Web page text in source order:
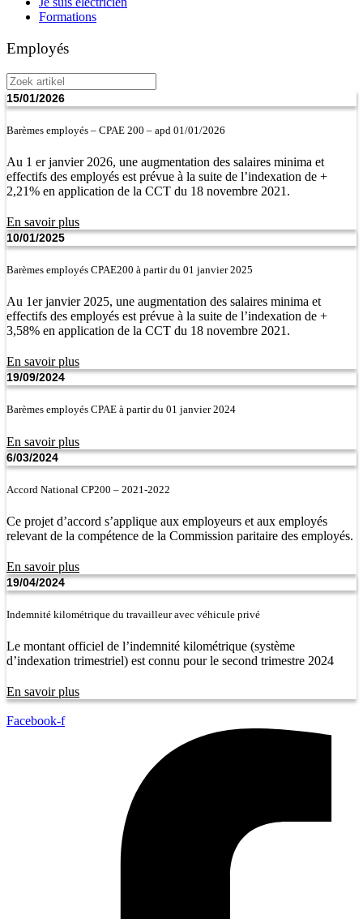
Formations
Employés
Zoek
artikel
15/01/2026
Barèmes employés – CPAE 200 – apd 01/01/2026
Au 1 er janvier 2026, une augmentation des salaires minima et
effectifs des employés est prévue à la suite de l’indexation de +
2,21% en application de la CCT du 18 novembre 2021.
En savoir plus
10/01/2025
Barèmes employés CPAE200 à partir du 01 janvier 2025
Au 1er janvier 2025, une augmentation des salaires minima et
effectifs des employés est prévue à la suite de l’indexation de +
3,58% en application de la CCT du 18 novembre 2021.
En savoir plus
19/09/2024
Barèmes employés CPAE à partir du 01 janvier 2024
En savoir plus
6/03/2024
Accord National CP200 – 2021-2022
Ce projet d’accord s’applique aux employeurs et aux employés
relevant de la compétence de la Commission paritaire des employés.
En savoir plus
19/04/2024
Indemnité kilométrique du travailleur avec véhicule privé
Le montant officiel de l’indemnité kilométrique (système
d’indexation trimestriel) est connu pour le second trimestre 2024
En savoir plus
Facebook-f